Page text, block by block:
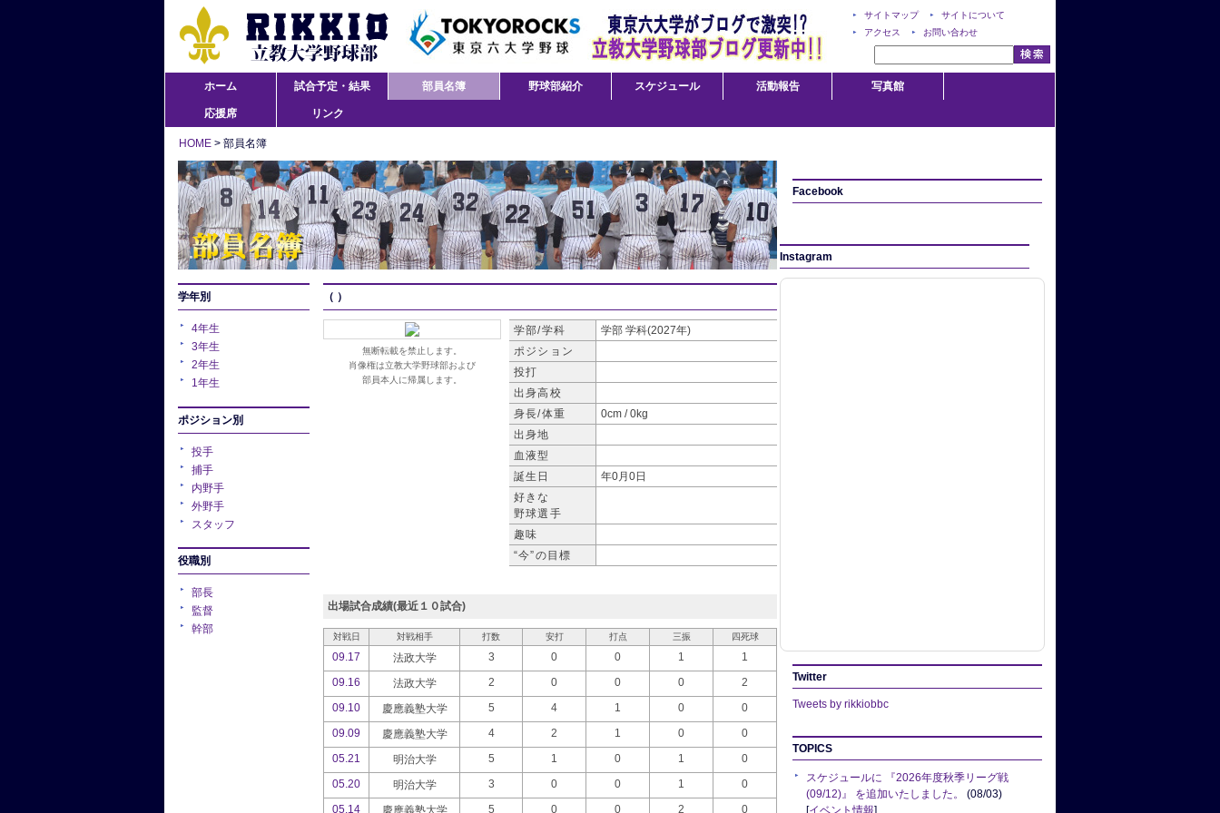
サイトマップ
サイトについて
アクセス
お問い合わせ
ホーム 試合予定・結果 部員名簿 野球部紹介 スケジュール 活動報告 写真館
応援席 リンク
HOME > 部員名簿
学年別
4年生
3年生
2年生
1年生
ポジション別
投手
捕手
内野手
外野手
スタッフ
役職別
部長
監督
幹部
（ ）
無断転載を禁止します。
肖像権は立教大学野球部および
部員本人に帰属します。
学部/学科 学部 学科(2027年)
ポジション
投打
出身高校
身長/体重
0cm / 0kg
出身地
血液型
誕生日
年0月0日
好きな
野球選手
趣味
“今”の目標
出場試合成績(最近１０試合)
対戦日 対戦相手 打数 安打 打点 三振 四死球
09.17 法政大学 3 0 0 1
1
09.16
法政大学 2 0 0 0
2
09.10
慶應義塾大学 5 4 1 0
0
09.09
慶應義塾大学 4 2 1 0
0
05.21
明治大学 5 1 0 1
0
05.20
明治大学 3 0 0 1
0
05.14
慶應義塾大学 5 0 0 2 0
Facebook
Instagram
Twitter
Tweets by rikkiobbc
TOPICS
スケジュールに 『2026年度秋季リーグ戦
(09/12)』 を追加いたしました。 (08/03)
[イベント情報]